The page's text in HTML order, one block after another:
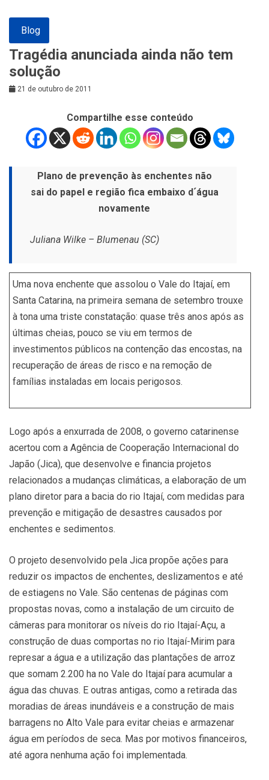
Blog
Tragédia anunciada ainda não tem
solução
21 de outubro de 2011
Compartilhe esse conteúdo
Plano de prevenção às enchentes não
sai do papel e região fica embaixo d´água
novamente
Juliana Wilke – Blumenau (SC)
Uma nova enchente que assolou o Vale do Itajaí, em
Santa Catarina, na primeira semana de setembro trouxe
à tona uma triste constatação: quase três anos após as
últimas cheias, pouco se viu em termos de
investimentos públicos na contenção das encostas, na
recuperação de áreas de risco e na remoção de
famílias instaladas em locais perigosos.
Logo após a enxurrada de 2008, o governo catarinense
acertou com a Agência de Cooperação Internacional do
Japão (Jica), que desenvolve e financia projetos
relacionados a mudanças climáticas, a elaboração de um
plano diretor para a bacia do rio Itajaí, com medidas para
prevenção e mitigação de desastres causados por
enchentes e sedimentos.
O projeto desenvolvido pela Jica propõe ações para
reduzir os impactos de enchentes, deslizamentos e até
de estiagens no Vale. São centenas de páginas com
propostas novas, como a instalação de um circuito de
câmeras para monitorar os níveis do rio Itajaí-Açu, a
construção de duas comportas no rio Itajaí-Mirim para
represar a água e a utilização das plantações de arroz
que somam 2.200 ha no Vale do Itajaí para acumular a
água das chuvas. E outras antigas, como a retirada das
moradias de áreas inundáveis e a construção de mais
barragens no Alto Vale para evitar cheias e armazenar
água em períodos de seca. Mas por motivos financeiros,
até agora nenhuma ação foi implementada.